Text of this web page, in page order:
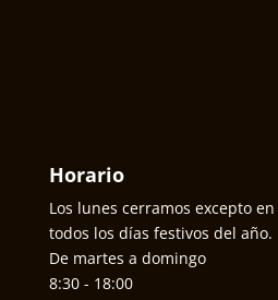
Horario
Los lunes cerramos excepto
todos los días festivos del año.
De martes a domingo
8:30 - 18:00